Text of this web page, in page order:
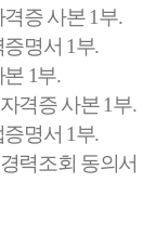
증 사본1부.
명서 1부.
본 1부.
격증 사본1부.
명서 1부.
력조회 동의서